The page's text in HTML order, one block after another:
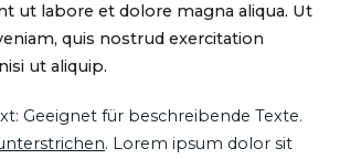
ut labore et dolore magna aliqua. Ut
quis nostrud exercitation
ut aliquip.
Geeignet für beschreibende Texte.
. Lorem ipsum dolor sit